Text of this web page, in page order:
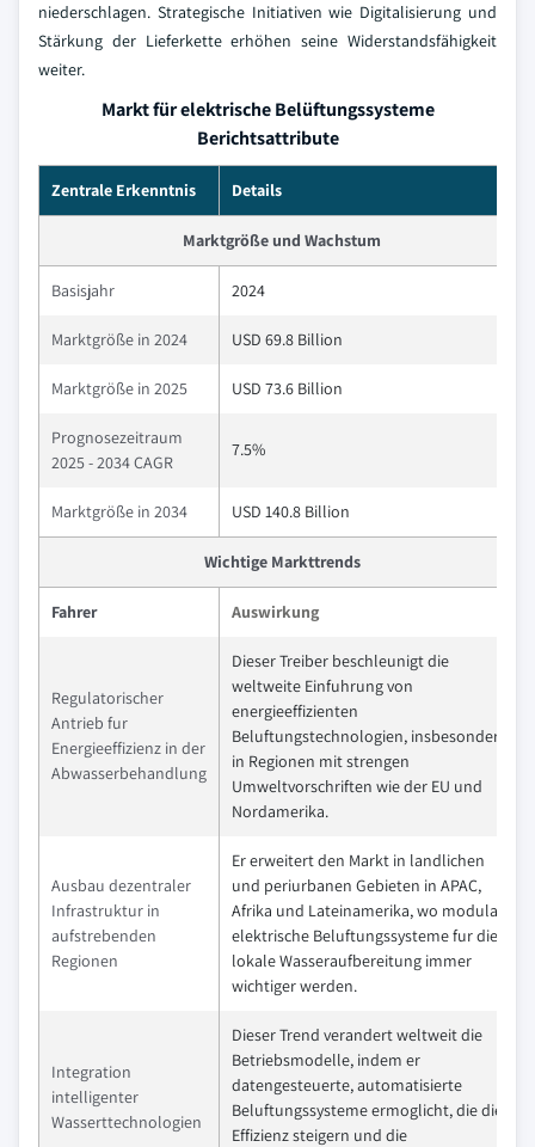
niederschlagen. Strategische Initiativen wie Digitalisierung und
Stärkung der Lieferkette erhöhen seine Widerstandsfähigkeit
weiter.
Markt für elektrische Belüftungssysteme
Berichtsattribute
Zentrale Erkenntnis Details
Marktgröße und Wachstum
Basisjahr 2024
Marktgröße in 2024 USD 69.8 Billion
Marktgröße in 2025 USD 73.6 Billion
Prognosezeitraum
2025 - 2034 CAGR
7.5%
Marktgröße in 2034 USD 140.8 Billion
Wichtige Markttrends
Fahrer Auswirkung
Regulatorischer
Antrieb fur
Energieeffizienz in der
Abwasserbehandlung
Dieser Treiber beschleunigt die
weltweite Einfuhrung von
energieeffizienten
Beluftungstechnologien, insbesondere
in Regionen mit strengen
Umweltvorschriften wie der EU und
Nordamerika.
Ausbau dezentraler
Infrastruktur in
aufstrebenden
Regionen
Er erweitert den Markt in landlichen
und periurbanen Gebieten in APAC,
Afrika und Lateinamerika, wo modulare
elektrische Beluftungssysteme fur die
lokale Wasseraufbereitung immer
wichtiger werden.
Integration
intelligenter
Wasserttechnologien
Dieser Trend verandert weltweit die
Betriebsmodelle, indem er
datengesteuerte, automatisierte
Beluftungssysteme ermoglicht, die die
Effizienz steigern und die